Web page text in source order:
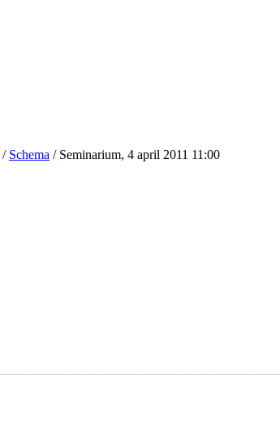
/ Schema /Seminarium, 4 april 2011 11:00